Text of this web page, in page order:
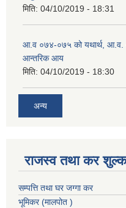
मिति: 04/10/2019 - 18:31
आ.व ०७४-०७५ को यथार्थ, आ.व.
आन्तरिक आय
मिति: 04/10/2019 - 18:30
अन्य
राजस्व तथा कर
सम्पत्ति तथा घर जग्गा कर
भूमिकर (मालपोत )